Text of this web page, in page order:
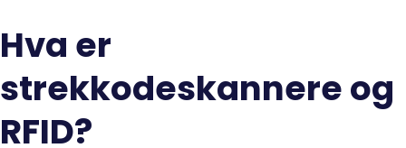
Hva er
strekkodeskannere og
RFID?